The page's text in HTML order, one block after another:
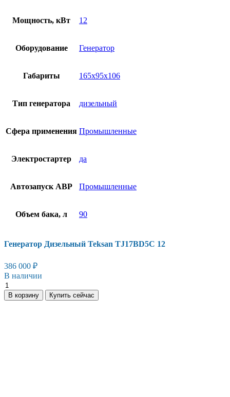
Мощность, кВт 12
Оборудование Генератор
Габариты 165x95x106
Тип генератора дизельный
Сфера применения Промышленные
Электростартер да
Автозапуск АВР Промышленные
Объем бака, л 90
Генератор Дизельный Teksan TJ17BD5C 12
386 000 ₽
В наличии
В корзину Купить сейчас